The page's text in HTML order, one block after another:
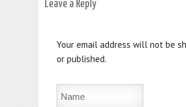
Leave a Reply
Your email address will not be
or published.